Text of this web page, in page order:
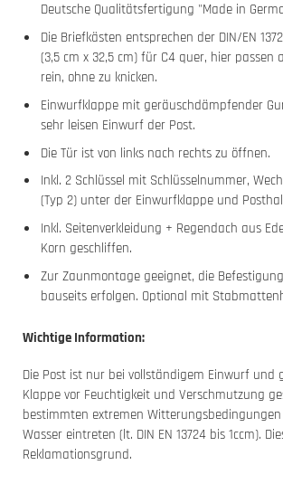
Deutsche Qualitätsfertigung "Made in
Die Briefkästen entsprechen der DIN/EN
(3,5 cm x 32,5 cm) für C4 quer, hier passen
rein, ohne zu knicken.
Einwurfklappe mit geräuschdämpfender
sehr leisen Einwurf der Post.
Die Tür ist von links nach rechts zu öffnen.
Inkl. 2 Schlüssel mit Schlüsselnummer,
(Typ 2) unter der Einwurfklappe und
Inkl. Seitenverkleidung + Regendach aus
Korn geschliffen.
Zur Zaunmontage geeignet, die
bauseits erfolgen. Optional mit
Wichtige Information:
Die Post ist nur bei vollständigem Einwurf und
Klappe vor Feuchtigkeit und Verschmutzung
bestimmten extremen
Wasser eintreten (lt. DIN EN 13724 bis 1ccm).
Reklamationsgrund.